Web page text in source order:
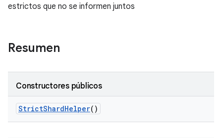
estrictos que no se informen juntos
Resumen
Constructores públicos
StrictShardHelper()